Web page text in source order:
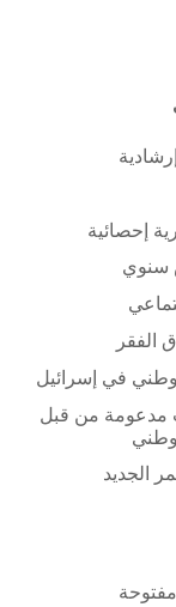
إحصائية
في إسرائيل
من قبل
الجديد